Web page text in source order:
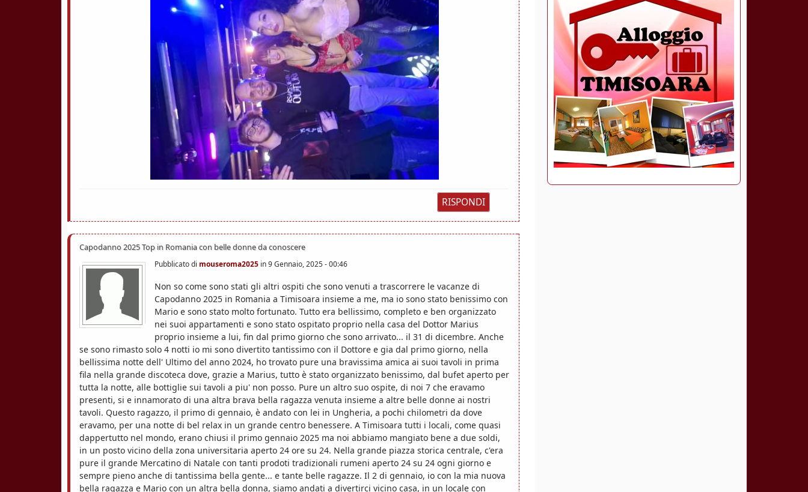
RISPONDI
Capodanno 2025 Top in Romania con belle donne da conoscere
Pubblicato di mouseroma2025 in9 Gennaio, 2025 - 00:46
Non so come sono stati gli altri ospiti che sono venuti a trascorrere le vacanze di
Capodanno 2025 in Romania a Timisoara insieme a me, ma io sono stato benissimo con
Mario e sono stato molto fortunato. Tutto era bellissimo, completo e ben organizzato
nei suoi appartamenti e sono stato ospitato proprio nella casa del Dottor Marius
proprio insieme a lui, fin dal primo giorno che sono arrivato... il 31 di dicembre. Anche
se sono rimasto solo 4 notti io mi sono divertito tantissimo con il Dottore e gia dal primo giorno, nella
bellissima notte dell' Ultimo del anno 2024, ho trovato pure una bravissima amica ai suoi tavoli in prima
fila nella grande discoteca dove, grazie a Marius, tutto è stato organizzato benissimo, dal bufet aperto per
tutta la notte, alle bottiglie sui tavoli a piu' non posso. Pure un altro suo ospite, di noi 7 che eravamo
presenti, si e innamorato di una altra brava bella ragazza venuta insieme a altre belle donne ai nostri
tavoli. Questo ragazzo, il primo di gennaio, è andato con lei in Ungheria, a pochi chilometri da dove
eravamo, per una notte di bel relax in un grande centro benessere. A Timisoara tutti i locali, come quasi
dappertutto nel mondo, erano chiusi il primo gennaio 2025 ma noi abbiamo mangiato bene a due soldi,
in un posto vicino della zona universitaria aperto 24 ore su 24. Nella grande piazza storica centrale, c'era
pure il grande Mercatino di Natale con tanti prodoti tradizionali rumeni aperto 24 su 24 ogni giorno e
sempre pieno anche di tantissima bella gente... e tante belle ragazze. Il 2 di gennaio, io con la mia nuova
bella ragazza e Mario con un altra bella donna, siamo andati a divertirci vicino casa, in un locale con